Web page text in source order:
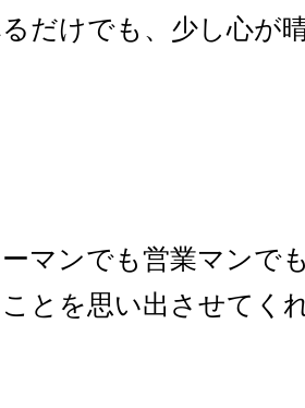
だけでも、少し心が
マンでも営業マンで
とを思い出させてく